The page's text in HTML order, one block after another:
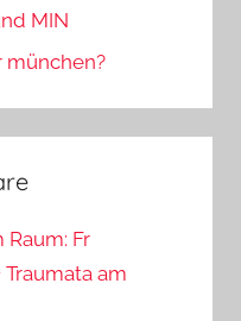
MIN
münchen?
Raum: Fr
Traumata am